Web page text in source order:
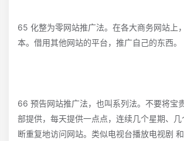
65 化整为零网站推广法。在各大商务网站上
本。借用其他网站的平台，推广自己的东西。
66 预告网站推广法，也叫系列法。不要将宝
部提供，每天提供一点点，连续几个星期、
断重复地访问网站。类似电视台播放电视剧